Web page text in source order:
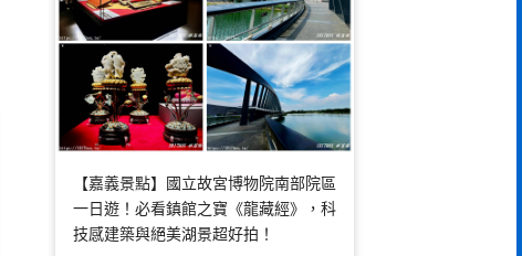
【嘉義景點】國立故宮博物院南部院區
一日遊！必看鎮館之寶《龍藏經》，科
技感建築與絕美湖景超好拍！